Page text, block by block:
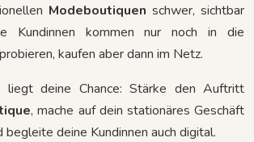
Modeboutiquen schwer, sichtbar
Kundinnen kommen nur noch in die
kaufen aber dann im Netz.
liegt deine Chance: Stärke den Auftritt
, mache auf dein stationäres Geschäft
begleite deine Kundinnen auch digital.